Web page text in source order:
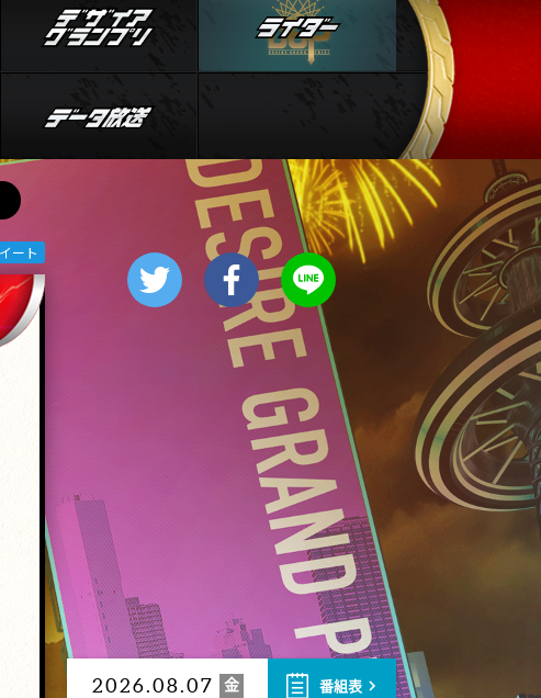
キャストブログ データ放送
2026.08.07 金 番組表
あさ 4:55
グッド!モーニング
8:00
羽鳥慎一モーニングショー
午前 9:55
有働由美子の健康案内人! 夏
こそ気をつけたい腰痛!ぎっく
り腰の予防&対策
大下容子ワイド!スクランブル
午後
徹子の部屋 追悼・寿美花代さ
ん